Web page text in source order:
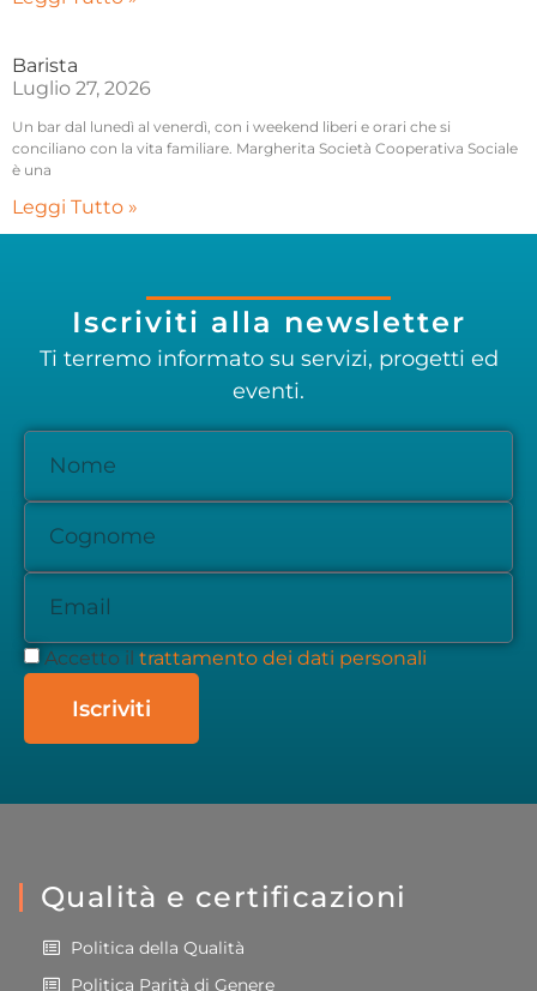
Barista
Luglio 27, 2026
Un bar dal lunedì al venerdì, con i weekend liberi e orari che si
conciliano con la vita familiare. Margherita Società Cooperativa Sociale
è una
Leggi Tutto »
Iscriviti alla newsletter
Ti terremo informato su servizi, progetti ed
eventi.
Accetto il trattamento dei dati personali
Iscriviti
Qualità e certificazioni
Politica della Qualità
Politica Parità di Genere